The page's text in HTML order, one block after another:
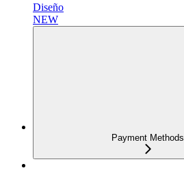
Diseño
NEW
Payment Methods